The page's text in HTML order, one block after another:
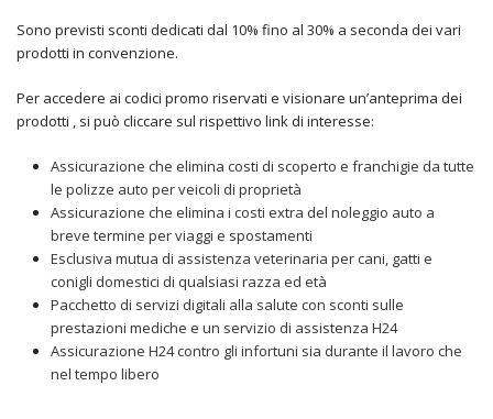
Sono previsti sconti dedicati dal 10% fino al 30% a seconda dei vari
prodotti in convenzione.
Per accedere ai codici promo riservati e visionare un’anteprima dei
prodotti , si può cliccare sul rispettivo link di interesse:
Assicurazione che elimina costi di scoperto e franchigie da tutte
le polizze auto per veicoli di proprietà
Assicurazione che elimina i costi extra del noleggio auto a
breve termine per viaggi e spostamenti
Esclusiva mutua di assistenza veterinaria per cani, gatti e
conigli domestici di qualsiasi razza ed età
Pacchetto di servizi digitali alla salute con sconti sulle
prestazioni mediche e un servizio di assistenza H24
Assicurazione H24 contro gli infortuni sia durante il lavoro che
nel tempo libero